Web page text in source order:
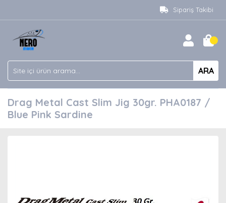
Sipariş Takibi
ARA
Drag Metal Cast Slim Jig 30gr. PHA0187 /
Blue Pink Sardine